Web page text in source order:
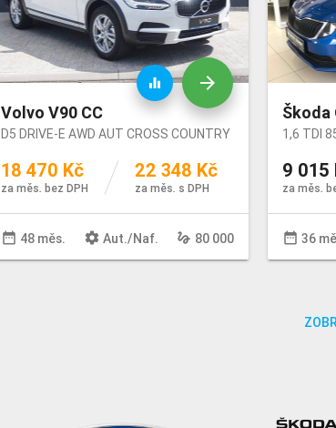
Volvo V90 CC
D5 DRIVE-E AWD AUT CROSS COUNTRY
18 470 Kč
za měs. bez DPH
22 348 Kč
za měs. s DPH
date_range 48 měs. settings Aut./Naf. gesture 80 000
arrow_forward
equalizer
Škoda
1,6 TDI
9 015
za měs.
date_range 36